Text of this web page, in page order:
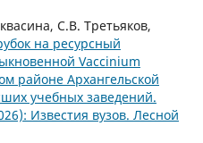
С.В. Третьяков,
на ресурсный
Vaccinium
районе Архангельской
учебных заведений.
Известия вузов. Лесной